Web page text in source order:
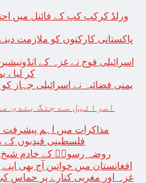
ورلڈ کرکپ کپ کے فائنل میں
پاکستانی کارکنوں کو ملازمت
اسرائیلی فوج نے غزہ کے
کر لیا ،
یمنی فضائیہ نے اسرائیلی جہاز
اسرائیل سے جنگ بندی
مذاکرات میں اہم پیشرفت ،
فلسطینی قیدیوں کے
روضہ رسولؐ کے خادم شیخ
افغانستان میں خواتین آج بھی
غزہ اور مغربی کنارے پر حماس